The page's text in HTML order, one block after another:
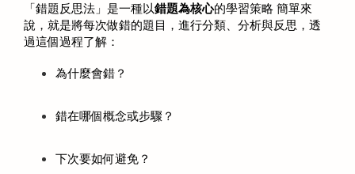
「錯題反思法」是一種以錯題為核心的學習策略 簡單來
說，就是將每次做錯的題目，進行分類、分析與反思，透
過這個過程了解：
為什麼會錯？
錯在哪個概念或步驟？
下次要如何避免？